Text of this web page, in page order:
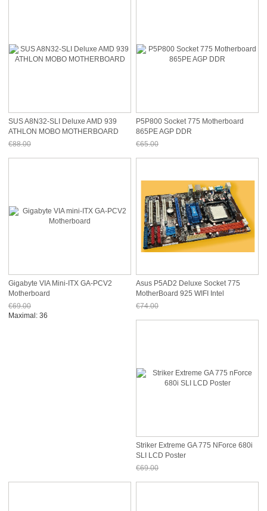
SUS A8N32-SLI Deluxe AMD 939
ATHLON MOBO MOTHERBOARD
€88.00
P5P800 Socket 775 Motherboard
865PE AGP DDR
€65.00
Gigabyte VIA Mini-ITX GA-PCV2
Motherboard
€69.00
Jetzt nur noch €64.17
Maximal: 36
Asus P5AD2 Deluxe Socket 775
MotherBoard 925 WIFI Intel
€74.00
Striker Extreme GA 775 NForce 680i
SLI LCD Poster
€69.00